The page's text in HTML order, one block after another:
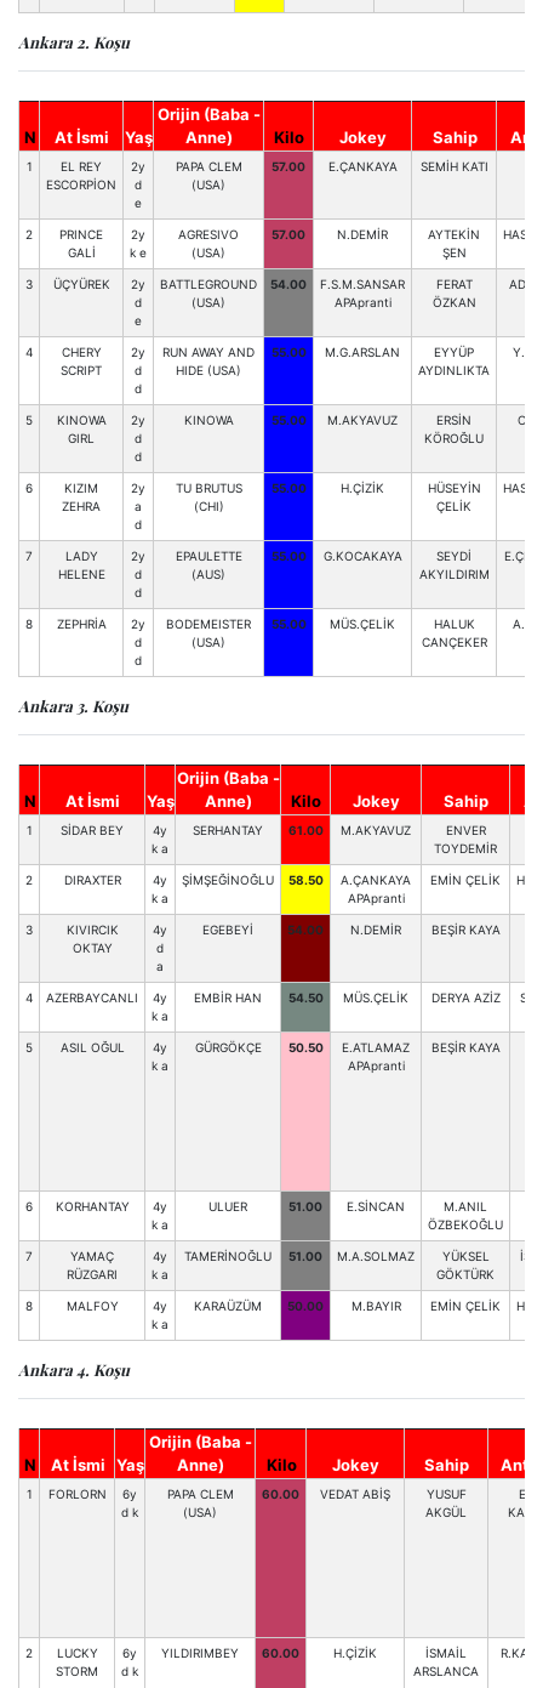
Ankara 2. Koşu
N At İsmi Yaş
Orijin (Baba -
Anne)
Kilo Jokey Sahip
1
EL REY
ESCORPİON
2y
d
e
PAPA CLEM
(USA)
57.00 E.ÇANKAYA SEMİH KATI
2
PRINCE
GALİ
2y
k e
AGRESIVO
(USA)
57.00 N.DEMİR
AYTEKİN
ŞEN
3 ÜÇYÜREK
2y
d
e
BATTLEGROUND
(USA)
54.00
F.S.M.SANSAR
APApranti
FERAT
ÖZKAN
4
CHERY
SCRIPT
2y
d
d
RUN AWAY AND
HIDE (USA)
55.00 M.G.ARSLAN
EYYÜP
AYDINLIKTA
5
KINOWA
GIRL
2y
d
d
KINOWA 55.00 M.AKYAVUZ
ERSİN
KÖROĞLU
6
KIZIM
ZEHRA
2y
a
d
TU BRUTUS
(CHI)
55.00 H.ÇİZİK
HÜSEYİN
ÇELİK
7
LADY
HELENE
2y
d
d
EPAULETTE
(AUS)
55.00 G.KOCAKAYA
SEYDİ
AKYILDIRIM
8 ZEPHRİA
2y
d
d
BODEMEISTER
(USA)
55.00 MÜS.ÇELİK
HALUK
CANÇEKER
Ankara 3. Koşu
N At İsmi Yaş
Orijin (Baba -
Anne)
Kilo Jokey Sahip
1 SİDAR BEY
4y
k a
SERHANTAY 61.00 M.AKYAVUZ
ENVER
TOYDEMİR
2 DIRAXTER
4y
k a
ŞİMŞEĞİNOĞLU 58.50
A.ÇANKAYA
APApranti
EMİN ÇELİK
3
KIVIRCIK
OKTAY
4y
d
a
EGEBEYİ 54.00 N.DEMİR BEŞİR KAYA
4 AZERBAYCANLI
4y
k a
EMBİR HAN 54.50 MÜS.ÇELİK DERYA AZİZ
5 ASIL OĞUL
4y
k a
GÜRGÖKÇE 50.50
E.ATLAMAZ
APApranti
BEŞİR KAYA
6 KORHANTAY
4y
k a
ULUER 51.00 E.SİNCAN
M.ANIL
ÖZBEKOĞLU
7
YAMAÇ
RÜZGARI
4y
k a
TAMERİNOĞLU 51.00 M.A.SOLMAZ
YÜKSEL
GÖKTÜRK
8 MALFOY
4y
k a
KARAÜZÜM 50.00 M.BAYIR EMİN ÇELİK
Ankara 4. Koşu
N At İsmi Yaş
Orijin (Baba -
Anne)
Kilo Jokey Sahip
1 FORLORN
6y
d k
PAPA CLEM
(USA)
60.00 VEDAT ABİŞ
YUSUF
AKGÜL
2
LUCKY
STORM
6y
d k
YILDIRIMBEY 60.00 H.ÇİZİK
İSMAİL
ARSLANCA